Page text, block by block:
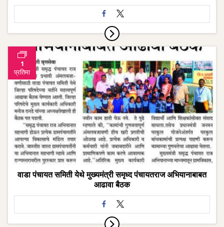
1
प्रतिमा
वाडा पंचायत समिती येथे मुख्यमंत्री समृध्द पंचायतराज अभियानाबाबत
आढावा बैठक